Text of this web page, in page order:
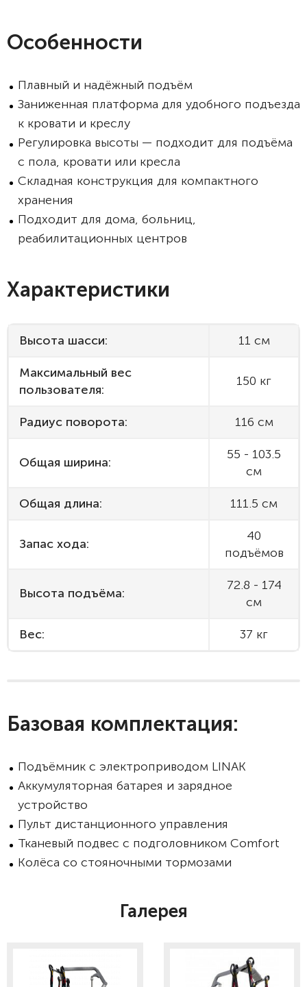
Особенности
Плавный и надёжный подъём
Заниженная платформа для удобного подъезда
к кровати и креслу
Регулировка высоты — подходит для подъёма
с пола, кровати или кресла
Складная конструкция для компактного
хранения
Подходит для дома, больниц,
реабилитационных центров
Характеристики
Высота шасси: 11 см
Максимальный вес
пользователя:
150 кг
Радиус поворота: 116 см
Общая ширина:
55 - 103.5
см
Общая длина: 111.5 см
Запас хода:
40
подъёмов
Высота подъёма:
72.8 - 174
см
Вес: 37 кг
Базовая комплектация:
Подъёмник с электроприводом LINAK
Аккумуляторная батарея и зарядное
устройство
Пульт дистанционного управления
Тканевый подвес с подголовником Comfort
Колёса со стояночными тормозами
Галерея